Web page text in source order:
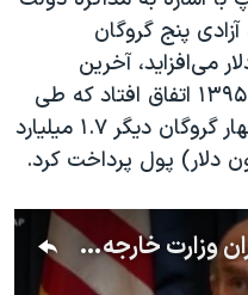
پنج گروگان
می‌افزاید، آخرین
«باج‌گیری» از این دست در سال ۱۳۹۵ اتفاق افتاد که طی
آن دولت اوباما در قبال آزادی چهار گروگان دیگر ۱.۷ میلیارد
دلار) پول پرداخت کرد.
پیشنهاد مدیر سابق میز ایران وزارت خارجه آمریکا: مسافرت به ایران برای آمریکایی‌ها ممنوع شود